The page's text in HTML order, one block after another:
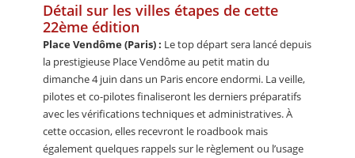
Détail sur les villes étapes de cette
22ème édition
Place Vendôme (Paris) : Le top départ sera lancé depuis
la prestigieuse Place Vendôme au petit matin du
dimanche 4 juin dans un Paris encore endormi. La veille,
pilotes et co-pilotes finaliseront les derniers préparatifs
avec les vérifications techniques et administratives. À
cette occasion, elles recevront le roadbook mais
également quelques rappels sur le règlement ou l’usage